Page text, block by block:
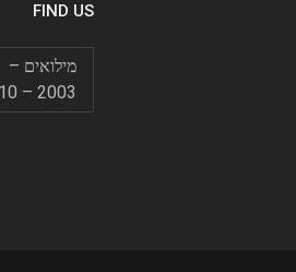
FIND US
מילואים –
2003 – 2010 ©